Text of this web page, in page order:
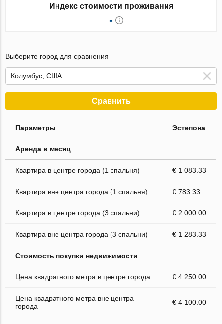
Индекс стоимости проживания
-
Выберите город для сравнения
Сравнить
Параметры Эстепона
Аренда в месяц
Квартира в центре города (1 спальня) € 1 083.33
Квартира вне центра города (1 спальня) € 783.33
Квартира в центре города (3 спальни) € 2 000.00
Квартира вне центра города (3 спальни) € 1 283.33
Стоимость покупки недвижимости
Цена квадратного метра в центре города € 4 250.00
Цена квадратного метра вне центра
города
€ 4 100.00